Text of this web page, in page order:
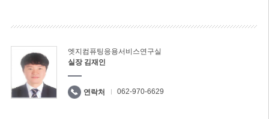
엣지컴퓨팅응용서비스연구실
실장 김재인
연락처 062-970-6629